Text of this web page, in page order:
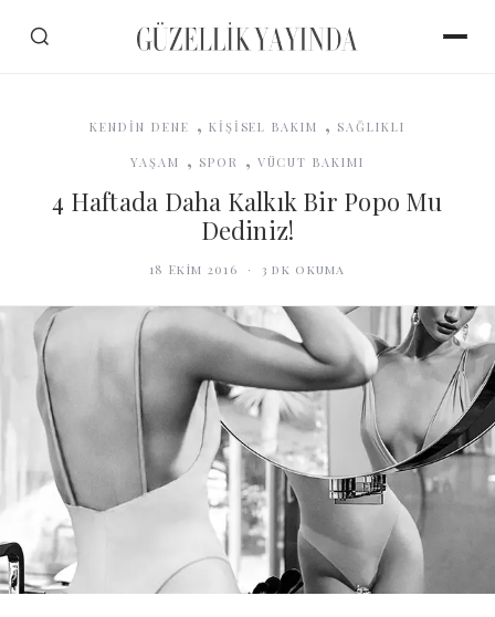
KENDİN DENE , KİŞİSEL BAKIM , SAĞLIKLI
YAŞAM , SPOR , VÜCUT BAKIMI
4 Haftada Daha Kalkık Bir Popo Mu
Dediniz!
18 Ekim 2016 · 3 dk okuma